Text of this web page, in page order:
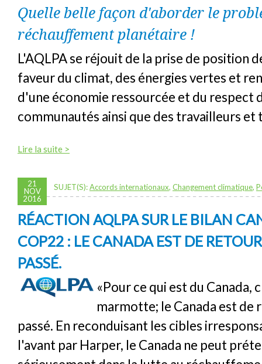
Quelle belle façon d'aborder le
réchauffement planétaire !
L'AQLPA se réjouit de la prise de position
faveur du climat, des énergies vertes et
d'une économie ressourcée et du respect
communautés ainsi que des travailleurs et
Lire la suite >
21
NOV
2016
SUJET(S):Accords internationaux, Changement climatique,
RÉACTION AQLPA SUR LE BILAN
COP22 : LE CANADA EST DE
PASSÉ.
«Pour ce qui est du Canada,
marmotte; le Canada est de
passé. En reconduisant les cibles
l'avant par Harper, le Canada ne peut